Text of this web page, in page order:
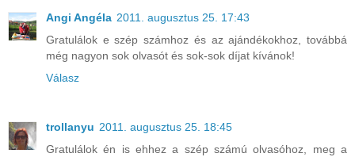
Angi Angéla 2011. augusztus 25. 17:43
Gratulálok e szép számhoz és az ajándékokhoz, továbbá
még nagyon sok olvasót és sok-sok díjat kívánok!
Válasz
trollanyu 2011. augusztus 25. 18:45
Gratulálok én is ehhez a szép számú olvasóhoz, meg a